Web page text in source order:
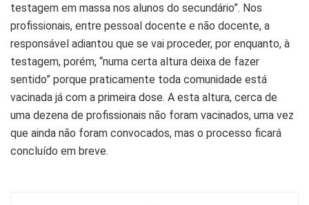
testagem em massa nos alunos do secundário”. Nos
profissionais, entre pessoal docente e não docente, a
responsável adiantou que se vai proceder, por enquanto, à
testagem, porém, “numa certa altura deixa de fazer
sentido” porque praticamente toda comunidade está
vacinada já com a primeira dose. A esta altura, cerca de
uma dezena de profissionais não foram vacinados, uma vez
que ainda não foram convocados, mas o processo ficará
concluído em breve.